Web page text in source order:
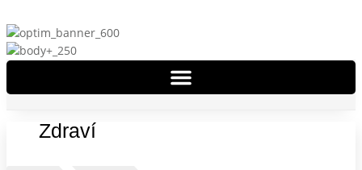
Zdraví